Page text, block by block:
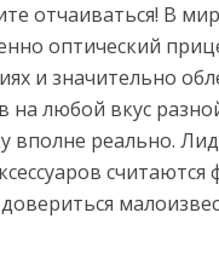
отчаиваться! В
оптический
и значительно
на любой вкус
вполне реально.